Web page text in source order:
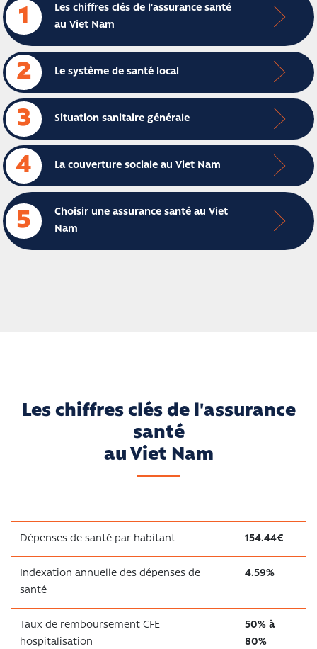
1
Les chiffres clés de l'assurance santé
au Viet Nam
2 Le système de santé local
3 Situation sanitaire générale
4 La couverture sociale au Viet Nam
5
Choisir une assurance santé au Viet
Nam
Les chiffres clés de l'assurance
santé
au Viet Nam
Dépenses de santé par habitant 154.44€
Indexation annuelle des dépenses de
santé
4.59%
Taux de remboursement CFE
hospitalisation
50% à
80%